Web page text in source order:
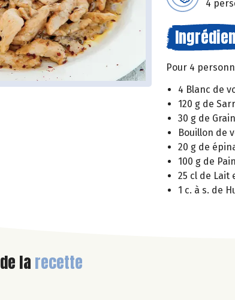
4
Pour 4
4 Blanc de
120 g de
30 g de
Bouillon de
20 g de
100 g de
25 cl de Lait
1 c. à s. de
de la recette